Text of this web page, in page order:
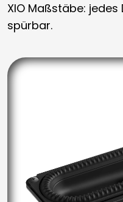
XIO Maßstäbe:
spürbar.